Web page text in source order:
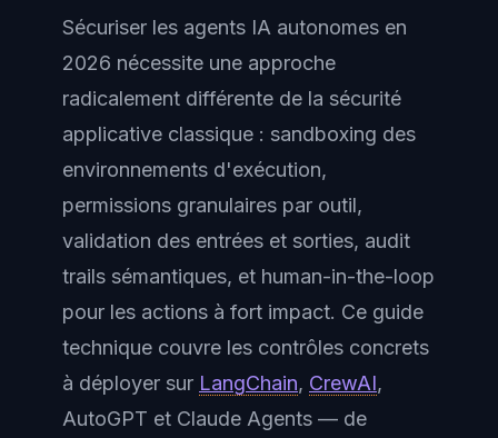
Sécuriser les agents IA autonomes en
2026 nécessite une approche
radicalement différente de la sécurité
applicative classique : sandboxing des
environnements d'exécution,
permissions granulaires par outil,
validation des entrées et sorties, audit
trails sémantiques, et human-in-the-loop
pour les actions à fort impact. Ce guide
technique couvre les contrôles concrets
à déployer sur LangChain, CrewAI,
AutoGPT et Claude Agents — de